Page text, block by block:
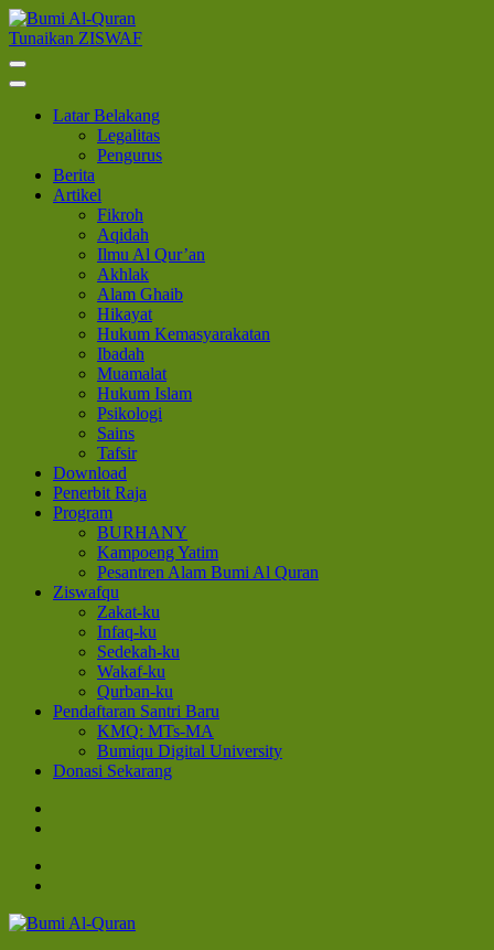
Lompat
ke
konten
(Tekan
Tunaikan ZISWAF
Latar Belakang
Legalitas
Pengurus
Berita
Artikel
Fikroh
Aqidah
Ilmu Al Qur’an
Akhlak
Alam Ghaib
Hikayat
Hukum Kemasyarakatan
Ibadah
Muamalat
Hukum Islam
Psikologi
Sains
Tafsir
Download
Penerbit Raja
Program
BURHANY
Kampoeng Yatim
Pesantren Alam Bumi Al Quran
Ziswafqu
Zakat-ku
Infaq-ku
Sedekah-ku
Wakaf-ku
Qurban-ku
Pendaftaran Santri Baru
KMQ: MTs-MA
Bumiqu Digital University
Donasi Sekarang